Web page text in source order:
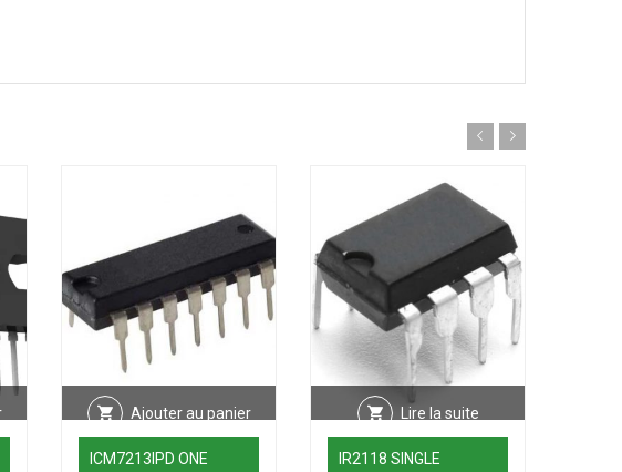
Ajouter au panier
ICM7213IPD ONE
Lire la suite
IR2118 SINGLE